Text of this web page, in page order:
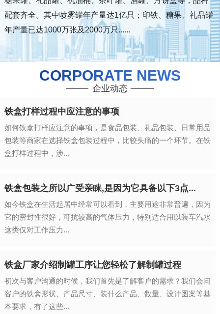
配套齐全。其中喷雾罐年产量达1亿只；印铁、糖果、礼品罐
年产量已达1000万张及2000万只......
CORPORATE NEWS
企业动态
铁盒打样过程中应注意的事项
如何铁盒打样应注意的事项，是食品包装、礼品包装、日常用品
包装等商家在选择铁盒包装过程中，比较头痛的一个环节。在铁
盒打样过程中，涉...
铁盒包装之所以广受亲睐,是因为它具备以下3点...
如今铁盒在生活起居中经常可以看到，主要用途非常普遍，因为
它的密封性很好，可抗较高的气体压力，特别适合用以装车汽水
这类仅对工作压力...
铁盒厂家介绍制罐工序让您轻松了解制罐过程
初次与客户沟通的时候，我们首先是了解客户的需求？我们会问
客户的铁盒形状、产品尺寸、装什么产品、数量、设计图案等基
本要求，有了这些...